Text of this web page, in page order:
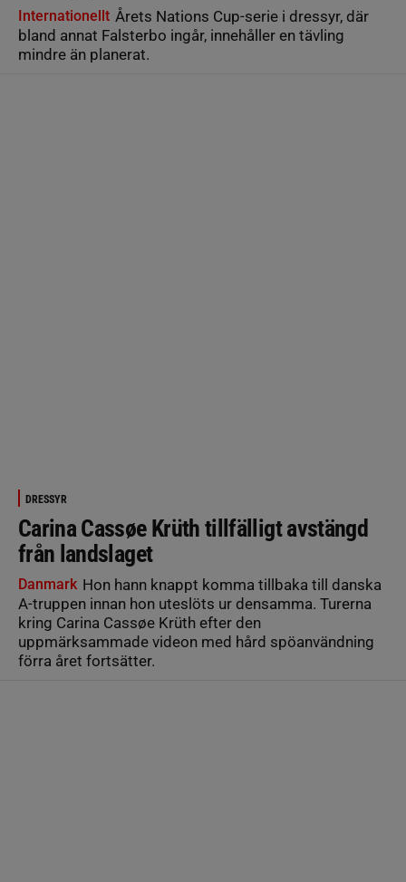
Internationellt Årets Nations Cup-serie i dressyr, där
bland annat Falsterbo ingår, innehåller en tävling
mindre än planerat.
DRESSYR
Carina Cassøe Krüth tillfälligt avstängd
från landslaget
Danmark Hon hann knappt komma tillbaka till danska
A-truppen innan hon uteslöts ur densamma. Turerna
kring Carina Cassøe Krüth efter den
uppmärksammade videon med hård spöanvändning
förra året fortsätter.